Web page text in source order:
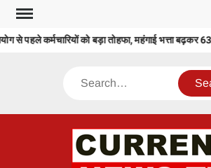
Skip
content
पहले कर्मचारियों को बड़ा तोहफा, महंगाई भत्ता बढ़कर 63%
Search